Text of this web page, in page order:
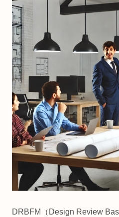
DRBFM（Design Review